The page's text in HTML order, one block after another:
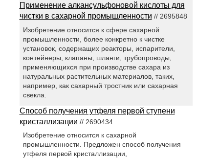
Применение алкансульфоновой кислоты для
чистки в сахарной промышленности // 2695848
Изобретение относится к сфере сахарной
промышленности, более конкретно к чистке
установок, содержащих реакторы, испарители,
контейнеры, клапаны, шланги, трубопроводы,
применяющихся при производстве сахара из
натуральных растительных материалов, таких,
например, как сахарный тростник или сахарная
свекла.
Способ получения утфеля первой ступени
кристаллизации // 2690434
Изобретение относится к сахарной
промышленности. Предложен способ получения
утфеля первой кристаллизации,